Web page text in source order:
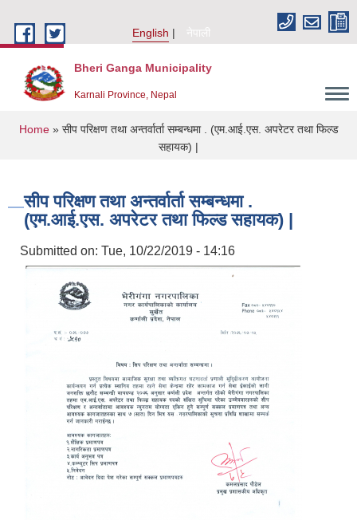
English
नेपाली
Bheri Ganga Municipality
Karnali Province, Nepal
You are here
Home» सीप परिक्षण तथा अन्तर्वार्ता सम्बन्धमा . (एम.आई.एस. अपरेटर तथा फिल्ड
सहायक) |
सीप परिक्षण तथा अन्तर्वार्ता सम्बन्धमा .
(एम.आई.एस. अपरेटर तथा फिल्ड सहायक) |
Submitted on: Tue, 10/22/2019 - 14:16